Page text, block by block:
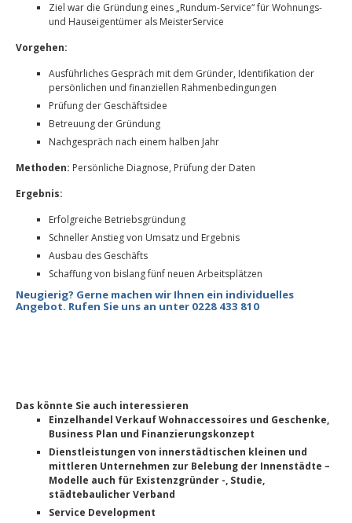
Ziel war die Gründung eines „Rundum-Service“ für Wohnungs-
und Hauseigentümer als MeisterService
Vorgehen:
Ausführliches Gespräch mit dem Gründer, Identifikation der
persönlichen und finanziellen Rahmenbedingungen
Prüfung der Geschäftsidee
Betreuung der Gründung
Nachgespräch nach einem halben Jahr
Methoden: Persönliche Diagnose, Prüfung der Daten
Ergebnis:
Erfolgreiche Betriebsgründung
Schneller Anstieg von Umsatz und Ergebnis
Ausbau des Geschäfts
Schaffung von bislang fünf neuen Arbeitsplätzen
Neugierig? Gerne machen wir Ihnen ein individuelles
Angebot. Rufen Sie uns an unter 0228 433 810
Das könnte Sie auch interessieren
Einzelhandel Verkauf Wohnaccessoires und Geschenke,
Business Plan und Finanzierungskonzept
Dienstleistungen von innerstädtischen kleinen und
mittleren Unternehmen zur Belebung der Innenstädte –
Modelle auch für Existenzgründer -, Studie,
städtebaulicher Verband
Service Development